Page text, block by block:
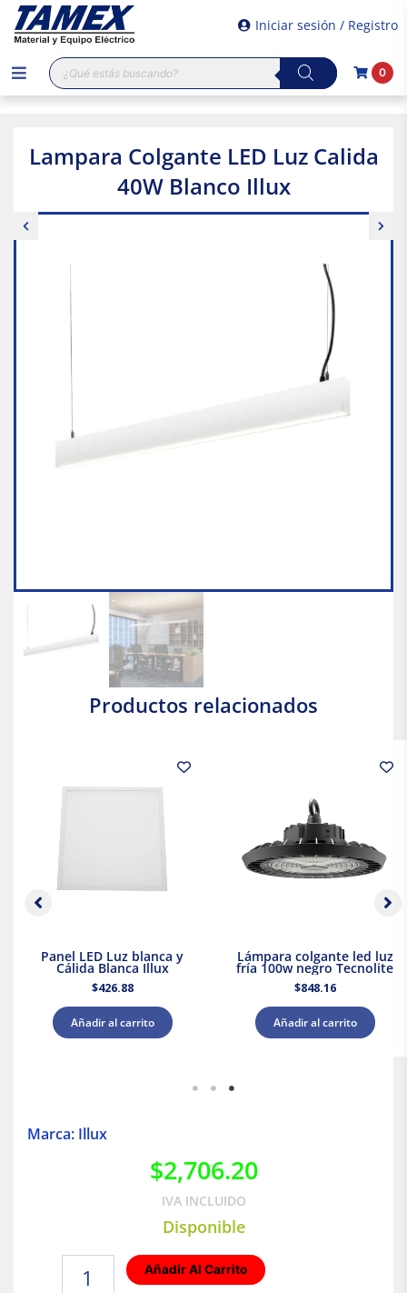
Iniciar sesión / Registro
Búsqueda
de
productos
0
Lampara Colgante LED Luz Calida
40W Blanco Illux
Productos relacionados
Panel LED Luz blanca y
Cálida Blanca Illux
$426.88
Añadir al carrito
Lámpara colgante led luz
fría 100w negro Tecnolite
$848.16
Añadir al carrito
Marca: Illux
$2,706.20
IVA INCLUIDO
Disponible
Añadir Al Carrito